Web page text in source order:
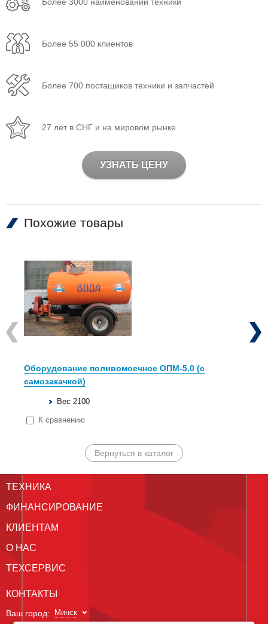
Более 55 000 клиентов
Более 700 постащиков техники и запчастей
27 лет в СНГ и на мировом рынке
УЗНАТЬ ЦЕНУ
Похожие товары
Оборудование поливомоечное ОПМ-5,0 (c
самозакачкой)
Вес 2100
К сравнению
Previous Next
Вернуться в каталог
ТЕХНИКА
ФИНАНСИРОВАНИЕ
КЛИЕНТАМ
О НАС
ТЕХСЕРВИС
КОНТАКТЫ
Ваш город: Минск